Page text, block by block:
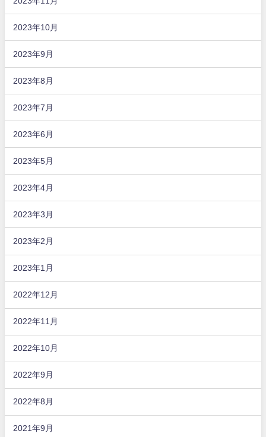
2023年10月
2023年9月
2023年8月
2023年7月
2023年6月
2023年5月
2023年4月
2023年3月
2023年2月
2023年1月
2022年12月
2022年11月
2022年10月
2022年9月
2022年8月
2021年9月